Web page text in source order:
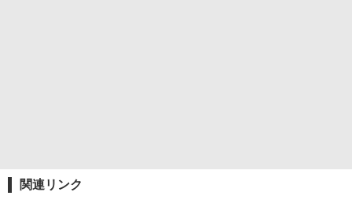
関連リンク